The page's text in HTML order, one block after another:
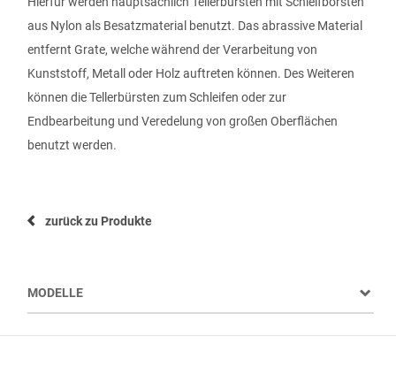
aus Nylon als Besatzmaterial benutzt. Das abrassive Material
entfernt Grate, welche während der Verarbeitung von
Kunststoff, Metall oder Holz auftreten können. Des Weiteren
können die Tellerbürsten zum Schleifen oder zur
Endbearbeitung und Veredelung von großen Oberflächen
benutzt werden.
zurück zu Produkte
MODELLE